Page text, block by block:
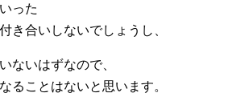
った
き合いしないでしょうし、
ないはずなので、
ることはないと思います。